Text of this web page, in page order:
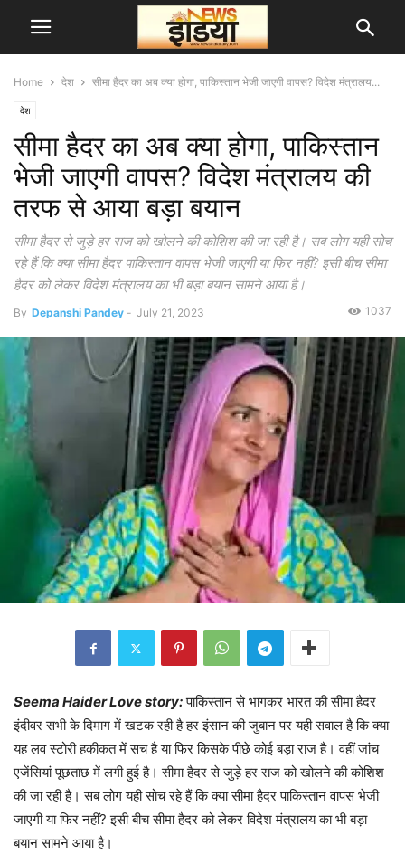
Home देश सीमा हैदर का अब क्या होगा, पाकिस्तान भेजी जाएगी वापस? विदेश मंत्रालय...
देश
सीमा हैदर का अब क्या होगा, पाकिस्तान
भेजी जाएगी वापस? विदेश मंत्रालय की
तरफ से आया बड़ा बयान
सीमा हैदर से जुड़े हर राज को खोलने की कोशिश की जा रही है। सब लोग यही सोच
रहे हैं कि क्या सीमा हैदर पाकिस्तान वापस भेजी जाएगी या फिर नहीं? इसी बीच सीमा
हैदर को लेकर विदेश मंत्रालय का भी बड़ा बयान सामने आया है।
By Depanshi Pandey - July 21, 2023 1037
Seema Haider Love story: पाकिस्तान से भागकर भारत की सीमा हैदर
इंदीवर सभी के दिमाग में खटक रही है हर इंसान की जुबान पर यही सवाल है कि क्या
यह लव स्टोरी हकीकत में सच है या फिर किसके पीछे कोई बड़ा राज है। वहीं जांच
एजेंसियां पूछताछ में लगी हुई है। सीमा हैदर से जुड़े हर राज को खोलने की कोशिश
की जा रही है। सब लोग यही सोच रहे हैं कि क्या सीमा हैदर पाकिस्तान वापस भेजी
जाएगी या फिर नहीं? इसी बीच सीमा हैदर को लेकर विदेश मंत्रालय का भी बड़ा
बयान सामने आया है।